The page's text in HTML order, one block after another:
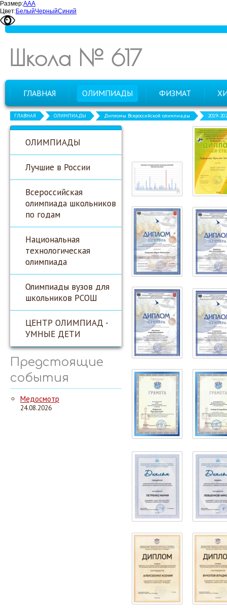
Размер:ААА
Цвет:БелыйЧерныйСиний
Школа № 617
ГЛАВНАЯ ОЛИМПИАДЫ ФИЗМАТ
ГЛАВНАЯ ОЛИМПИАДЫ Дипломы Всероссийской олимпиады 2019-
ОЛИМПИАДЫ
Лучшие в России
Всероссийская
олимпиада школьников
по годам
Национальная
технологическая
олимпиада
Олимпиады вузов для
школьников РСОШ
ЦЕНТР ОЛИМПИАД -
УМНЫЕ ДЕТИ
Предстоящие
события
Медосмотр
24.08.2026